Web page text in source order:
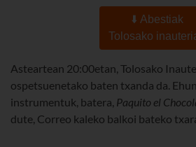
⬇️ Abestiak
Tolosako
Asteartean 20:00etan, Tolosako
ospetsuenetako baten txanda da.
instrumentuk, batera, Paquito el
dute, Correo kaleko balkoi bateko